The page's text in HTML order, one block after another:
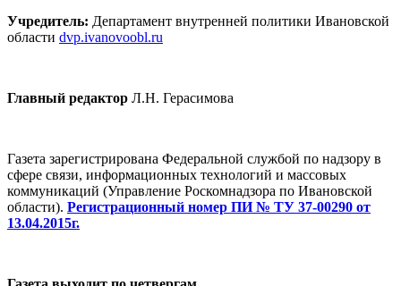
Учредитель: Департамент внутренней политики Ивановской
области dvp.ivanovoobl.ru
Главный редактор Л.Н. Герасимова
Газета зарегистрирована Федеральной службой по надзору в
сфере связи, информационных технологий и массовых
коммуникаций (Управление Роскомнадзора по Ивановской
области). Регистрационный номер ПИ № ТУ 37-00290 от
13.04.2015г.